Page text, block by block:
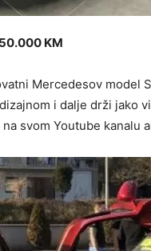
KM
Mercedesov model
i dalje drži jako
svom Youtube kanalu